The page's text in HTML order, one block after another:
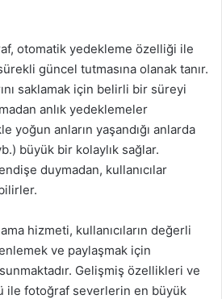
otomatik yedekleme özelliği ile
sürekli güncel tutmasına olanak tanır.
saklamak için belirli bir süreyi
anlık yedeklemeler
yoğun anların yaşandığı anlarda
büyük bir kolaylık sağlar.
duymadan, kullanıcılar
hizmeti, kullanıcıların değerli
ve paylaşmak için
Gelişmiş özellikleri ve
ile fotoğraf severlerin en büyük